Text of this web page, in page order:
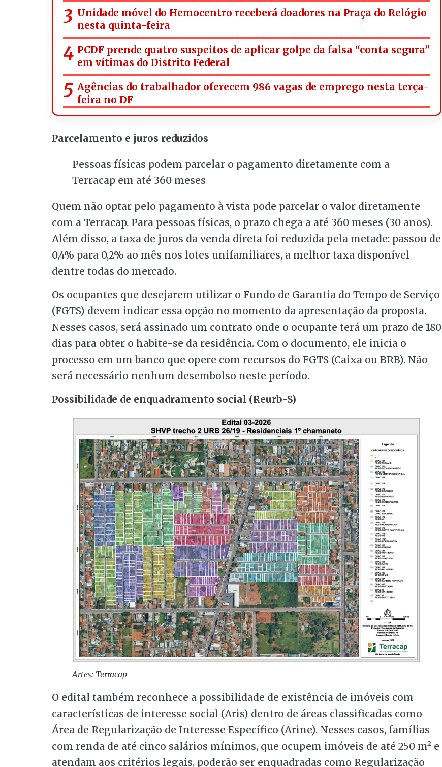
Unidade móvel do Hemocentro receberá doadores na Praça do Relógio
nesta quinta-feira
PCDF prende quatro suspeitos de aplicar golpe da falsa “conta segura”
em vítimas do Distrito Federal
Agências do trabalhador oferecem 986 vagas de emprego nesta terça-
feira no DF
Parcelamento e juros reduzidos
Pessoas físicas podem parcelar o pagamento diretamente com a
Terracap em até 360 meses
Quem não optar pelo pagamento à vista pode parcelar o valor diretamente
com a Terracap. Para pessoas físicas, o prazo chega a até 360 meses (30 anos).
Além disso, a taxa de juros da venda direta foi reduzida pela metade: passou de
0,4% para 0,2% ao mês nos lotes unifamiliares, a melhor taxa disponível
dentre todas do mercado.
Os ocupantes que desejarem utilizar o Fundo de Garantia do Tempo de Serviço
(FGTS) devem indicar essa opção no momento da apresentação da proposta.
Nesses casos, será assinado um contrato onde o ocupante terá um prazo de 180
dias para obter o habite-se da residência. Com o documento, ele inicia o
processo em um banco que opere com recursos do FGTS (Caixa ou BRB). Não
será necessário nenhum desembolso neste período.
Possibilidade de enquadramento social (Reurb-S)
Artes: Terracap
O edital também reconhece a possibilidade de existência de imóveis com
características de interesse social (Aris) dentro de áreas classificadas como
Área de Regularização de Interesse Específico (Arine). Nesses casos, famílias
com renda de até cinco salários mínimos, que ocupem imóveis de até 250 m² e
atendam aos critérios legais, poderão ser enquadradas como Regularização